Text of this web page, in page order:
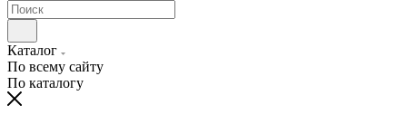
Каталог
По всему сайту
По каталогу